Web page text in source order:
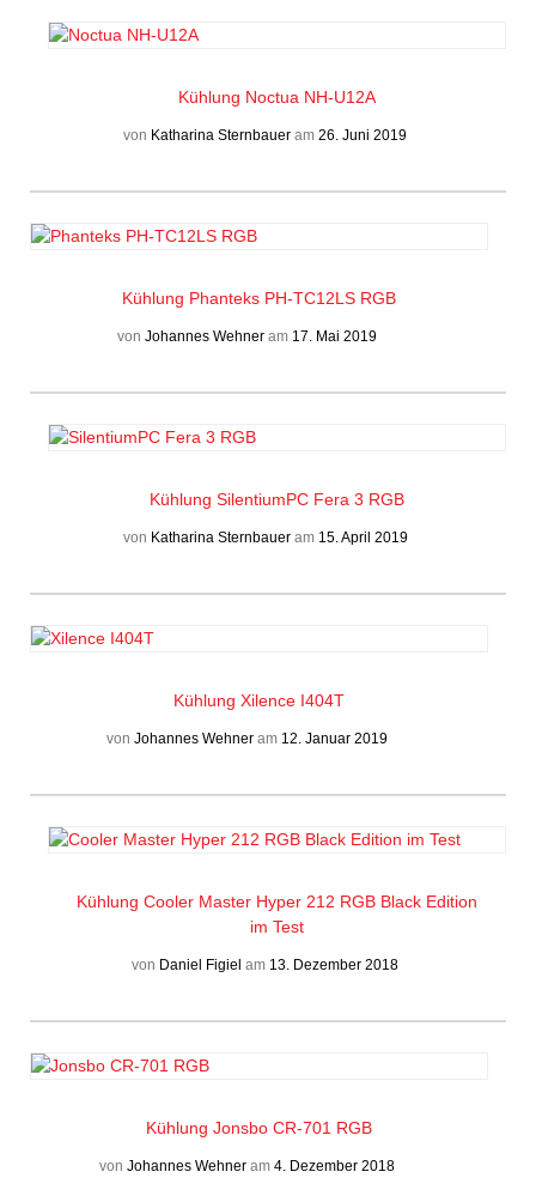
Kühlung Noctua NH-U12A
von Katharina Sternbauer am 26. Juni 2019
Kühlung Phanteks PH-TC12LS RGB
von Johannes Wehner am 17. Mai 2019
Kühlung SilentiumPC Fera 3 RGB
von Katharina Sternbaueram 15. April 2019
Kühlung Xilence I404T
von Johannes Wehner am 12. Januar 2019
Kühlung Cooler Master Hyper 212 RGB Black Edition
im Test
von Daniel Figiel am 13. Dezember 2018
Kühlung Jonsbo CR-701 RGB
von Johannes Wehner am 4. Dezember 2018